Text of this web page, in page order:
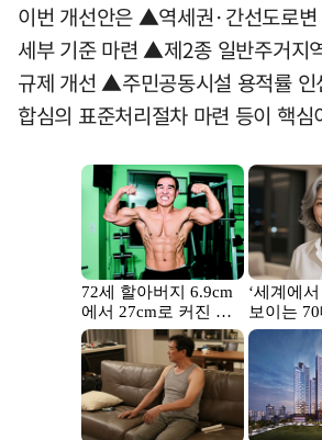
이번 개선안은 ▲역세권·간선도로
세부 기준 마련 ▲제2종 일반주거지
규제 개선 ▲주민공동시설 용적률
합심의 표준처리절차 마련 등이 핵심